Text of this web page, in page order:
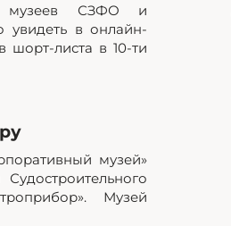
музеев СЗФО и
увидеть в онлайн-
листа в 10-ти
музей»
Музей